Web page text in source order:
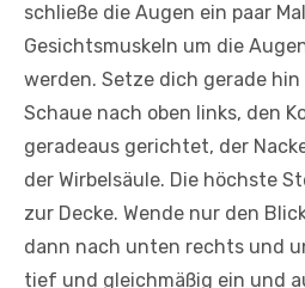
schließe die Augen ein paar
Gesichtsmuskeln um die
werden. Setze dich gerade
Schaue nach oben links, den
geradeaus gerichtet, der
der Wirbelsäule. Die höchste
zur Decke. Wende nur den
dann nach unten rechts und
tief und gleichmäßig ein und